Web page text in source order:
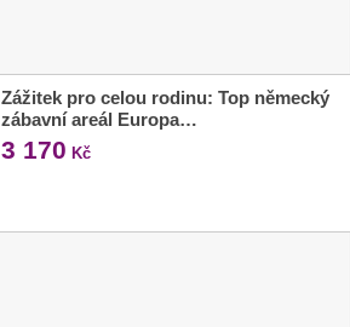
Zážitek pro celou rodinu: Top německý
zábavní areál Europa…
3 170 Kč